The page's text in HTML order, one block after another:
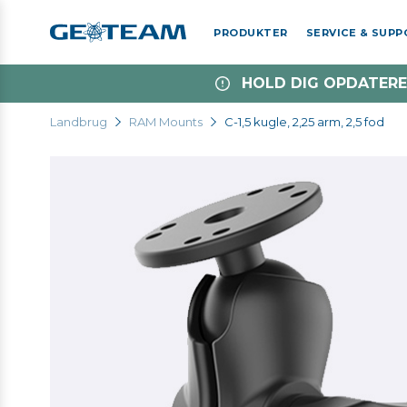
PRODUKTER SERVICE &
HOLD DIG
Landbrug RAM Mounts C-1,5 kugle, 2,25 arm, 2,5 fod